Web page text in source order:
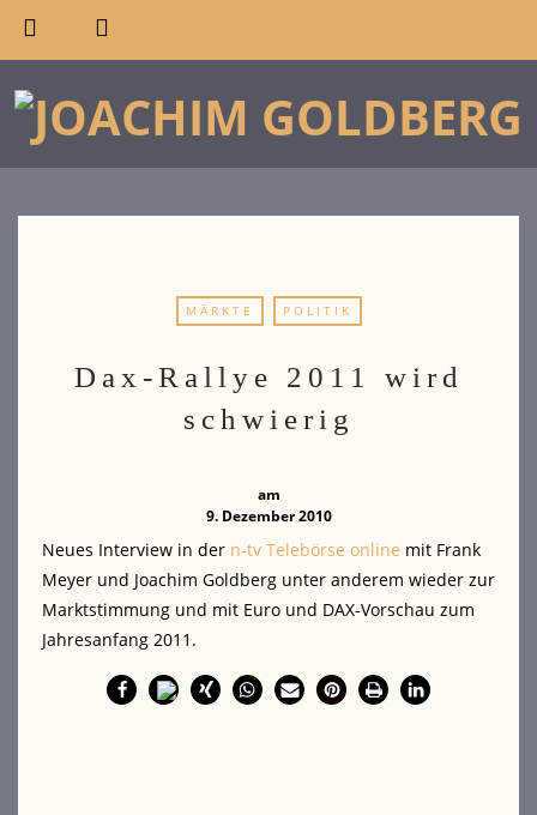
MÄRKTE POLITIK
Dax-Rallye 2011 wird
schwierig
am
9. Dezember 2010
Neues Interview in der n-tv Telebörse online mit Frank
Meyer und Joachim Goldberg unter anderem wieder zur
Marktstimmung und mit Euro und DAX-Vorschau zum
Jahresanfang 2011.